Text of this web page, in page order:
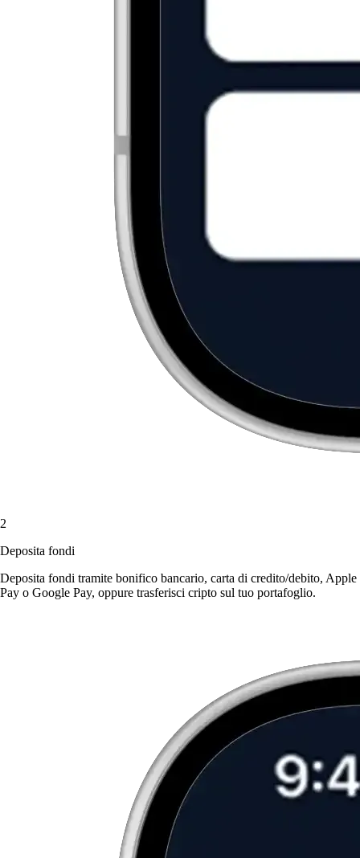
2
Deposita fondi
Deposita fondi tramite bonifico bancario, carta di credito/debito, Apple
Pay o Google Pay, oppure trasferisci cripto sul tuo portafoglio.